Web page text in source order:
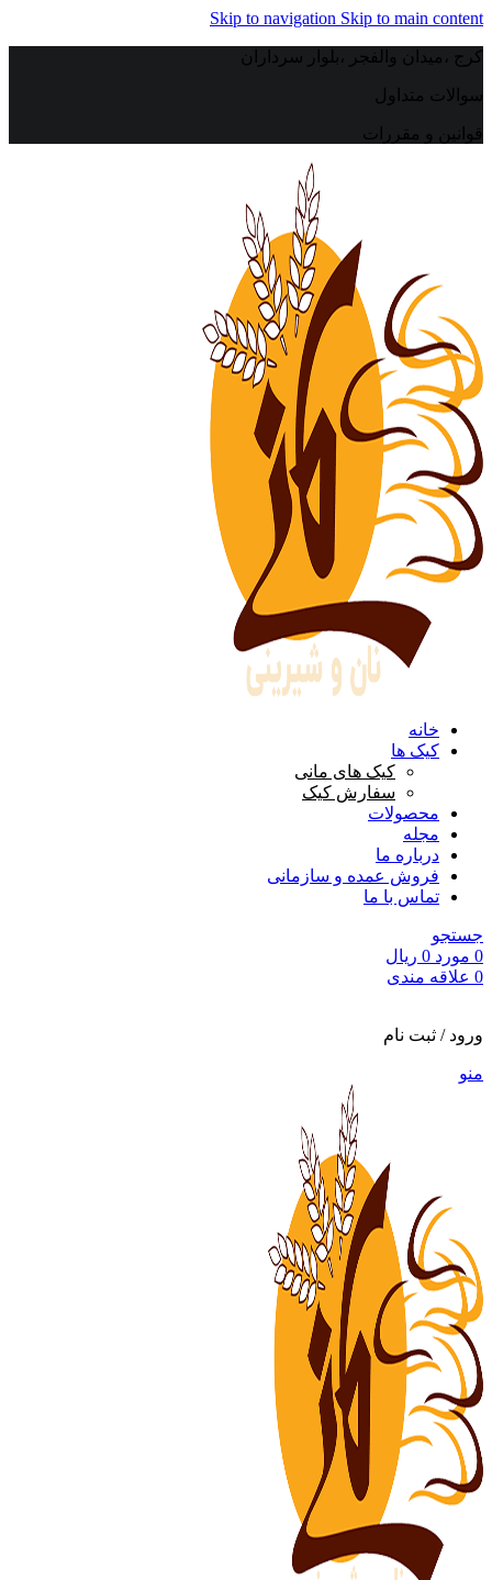
Skip to navigation Skip to main content
کرج ،میدان والفجر ،بلوار سرداران
سوالات متداول
قوانین و مقررات
خانه
کیک ها
کیک های مانی
سفارش کیک
محصولات
مجله
درباره ما
فروش عمده و سازمانی
تماس با ما
جستجو
0 مورد 0 ریال
0 علاقه مندی
ورود / ثبت نام
منو